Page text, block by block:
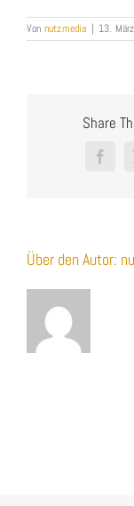
Von nutzmedia | 13.
Share
Über den Autor: